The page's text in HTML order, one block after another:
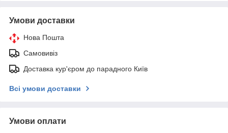
Умови доставки
Нова Пошта
Самовивіз
Доставка кур'єром до парадного Київ
Всі умови доставки
Умови оплати